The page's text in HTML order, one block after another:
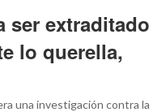
ser extraditado
lo querella,
una investigación contra la